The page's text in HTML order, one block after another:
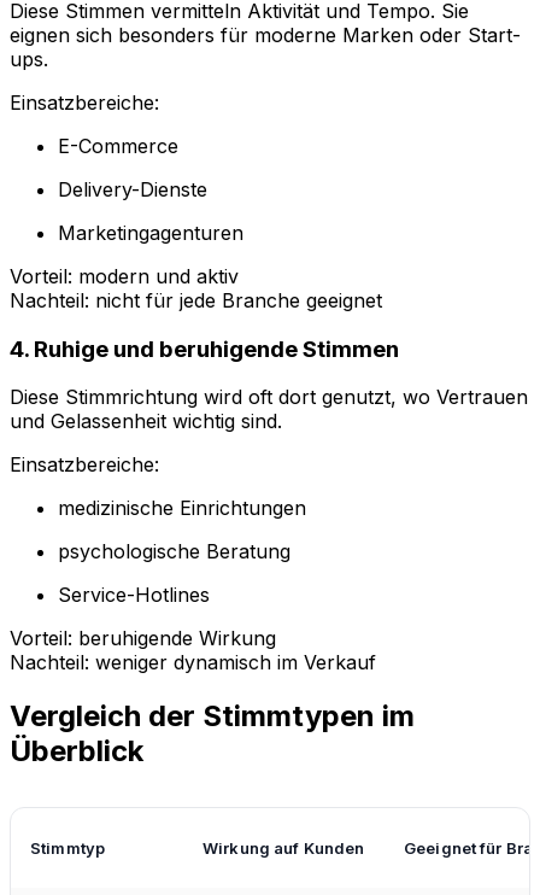
Diese Stimmen vermitteln Aktivität und Tempo. Sie
eignen sich besonders für moderne Marken oder Start-
ups.
Einsatzbereiche:
E-Commerce
Delivery-Dienste
Marketingagenturen
Vorteil: modern und aktiv
Nachteil: nicht für jede Branche geeignet
4. Ruhige und beruhigende Stimmen
Diese Stimmrichtung wird oft dort genutzt, wo Vertrauen
und Gelassenheit wichtig sind.
Einsatzbereiche:
medizinische Einrichtungen
psychologische Beratung
Service-Hotlines
Vorteil: beruhigende Wirkung
Nachteil: weniger dynamisch im Verkauf
Vergleich der Stimmtypen im
Überblick
Stimmtyp Wirkung auf Kunden Geeignet für